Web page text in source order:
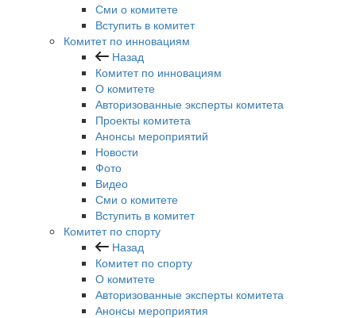
Сми о комитете
Вступить в комитет
Комитет по инновациям
Назад
Комитет по инновациям
О комитете
Авторизованные эксперты комитета
Проекты комитета
Анонсы мероприятий
Новости
Фото
Видео
Сми о комитете
Вступить в комитет
Комитет по спорту
Назад
Комитет по спорту
О комитете
Авторизованные эксперты комитета
Анонсы мероприятия